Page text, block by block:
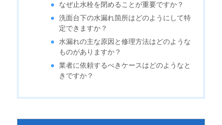
なぜ止水栓を閉めることが重要ですか？
洗面台下の水漏れ箇所はどのようにして特
定できますか？
水漏れの主な原因と修理方法はどのような
ものがありますか？
業者に依頼するべきケースはどのようなと
きですか？